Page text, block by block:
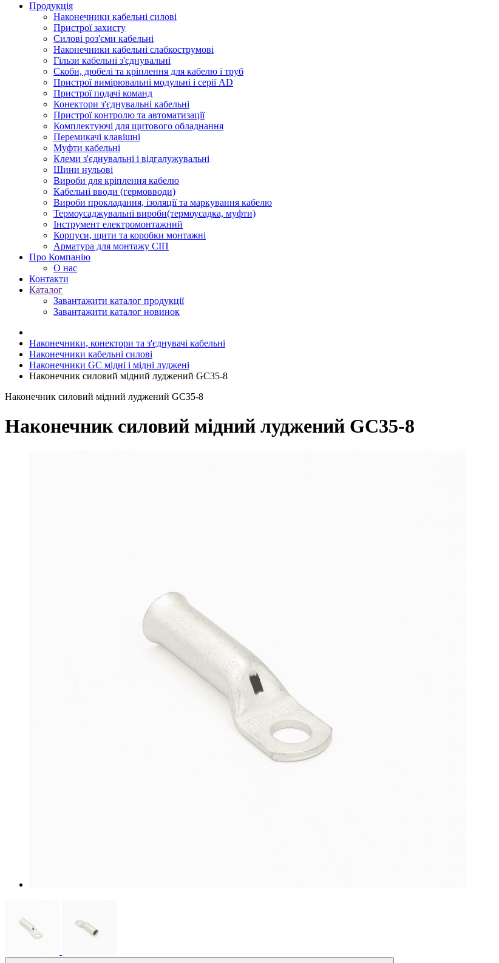
Продукція
Наконечники кабельні силові
Пристрої захисту
Силові роз'єми кабельні
Наконечники кабельні слабкострумові
Гільзи кабельні з'єднувальні
Скоби, дюбелі та кріплення для кабелю і труб
Пристрої вимірювальні модульні і серії AD
Пристрої подачі команд
Конектори з'єднувальні кабельні
Пристрої контролю та автоматизації
Комплектуючі для щитового обладнання
Перемикачі клавішні
Муфти кабельні
Клеми з'єднувальні і відгалужувальні
Шини нульові
Вироби для кріплення кабелю
Кабельні вводи (гермовводи)
Вироби прокладання, iзоляції та маркування кабелю
Термоусаджувальні вироби(термоусадка, муфти)
Інструмент електромонтажний
Корпуси, щити та коробки монтажні
Арматура для монтажу СІП
Про Компанію
О нас
Контакти
Каталог
Завантажити каталог продукції
Завантажити каталог новинок
Наконечники, конектори та з'єднувачі кабельні
Наконечники кабельні силові
Наконечники GC мідні і мідні луджені
Наконечник силовий мідний луджений GC35-8
Наконечник силовий мідний луджений GC35-8
Наконечник силовий мідний луджений GC35-8